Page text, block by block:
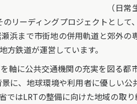
（日
リーディングプロジェクトとし
浜まで市街地の併用軌道と郊外
鉄道が運営しています。
軸に公共交通機関の充実を図る
に、地球環境や利用者に優しい
ではLRTの整備に向けた地域の取